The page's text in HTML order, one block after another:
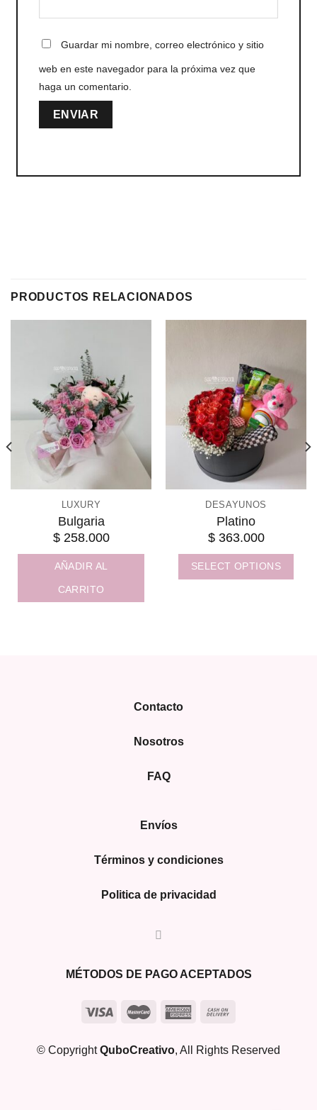
Guardar mi nombre, correo electrónico y sitio
web en este navegador para la próxima vez que
haga un comentario.
PRODUCTOS RELACIONADOS
LUXURY
Bulgaria
$258.000
AÑADIR AL
CARRITO
DESAYUNOS
Platino
$363.000
SELECT OPTIONS
Contacto
Nosotros
FAQ
Envíos
Términos y condiciones
Politica de privacidad
MÉTODOS DE PAGO ACEPTADOS
© CopyrightQuboCreativo, All Rights Reserved